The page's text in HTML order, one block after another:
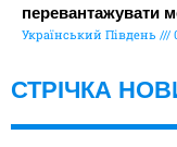
перевантажувати
Український Південь
СТРІЧКА